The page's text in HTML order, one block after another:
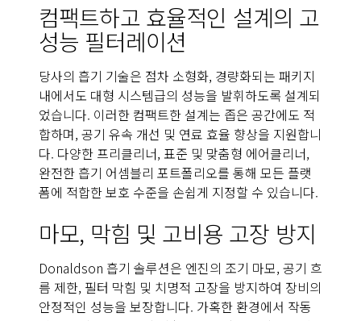
컴팩트하고 효율적인 설계의 고
성능 필터레이션
당사의 흡기 기술은 점차 소형화, 경량화되는 패키지
내에서도 대형 시스템급의 성능을 발휘하도록 설계되
었습니다. 이러한 컴팩트한 설계는 좁은 공간에도 적
합하며, 공기 유속 개선 및 연료 효율 향상을 지원합니
다. 다양한 프리클리너, 표준 및 맞춤형 에어클리너,
완전한 흡기 어셈블리 포트폴리오를 통해 모든 플랫
폼에 적합한 보호 수준을 손쉽게 지정할 수 있습니다.
마모, 막힘 및 고비용 고장 방지
Donaldson 흡기 솔루션은 엔진의 조기 마모, 공기 흐
름 제한, 필터 막힘 및 치명적 고장을 방지하여 장비의
안정적인 성능을 보장합니다. 가혹한 환경에서 작동